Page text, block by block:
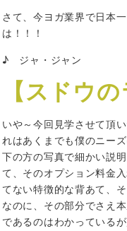
さて、今ヨガ業界で日本
は！！！
♪ ジャ・ジャン
【スドウ
いや～今回見学させて頂
れはあくまでも僕のニー
下の方の写真で細かい説
て、そのオプション料金
てない特徴的な背あて、
なのに、その部分でさえ
であるのはわかっている